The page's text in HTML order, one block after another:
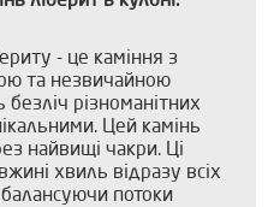
- це каміння з
та незвичайною
різноманітних
Цей камінь
найвищі чакри. Ці
хвиль відразу всіх
потоки